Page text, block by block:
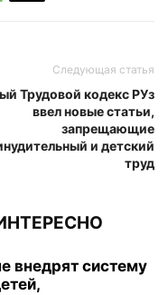
Следующая статья
Трудовой кодекс РУз
ввел новые статьи,
запрещающие
и детский
труд
внедрят систему